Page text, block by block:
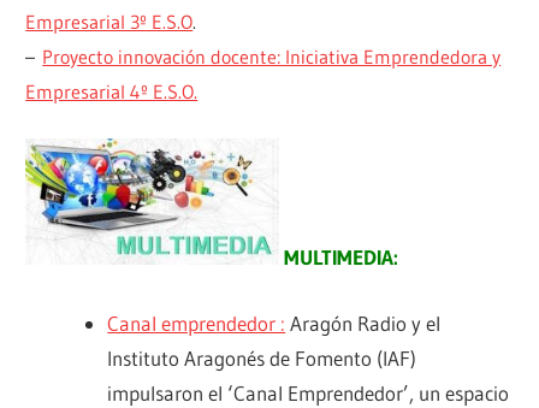
Empresarial 3º E.S.O.
– Proyecto innovación docente: Iniciativa Emprendedora y
Empresarial 4º E.S.O.
MULTIMEDIA:
Canal emprendedor : Aragón Radio y el
Instituto Aragonés de Fomento (IAF)
impulsaron el ‘Canal Emprendedor’, un espacio